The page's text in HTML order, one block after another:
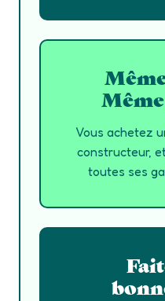
Vous achetez
constructeur,
toutes ses